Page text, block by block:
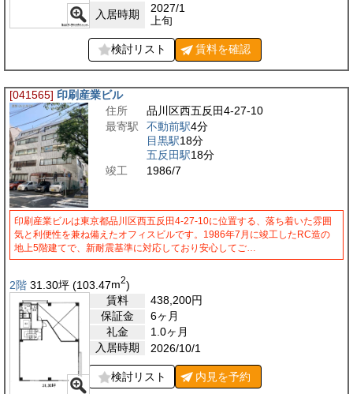
入居時期
2027/1
上旬
検討リスト 賃料を確認
[041565] 印刷産業ビル
住所
品川区西五反田4-27-10
最寄駅
不動前駅4分
目黒駅18分
五反田駅18分
竣工
1986/7
印刷産業ビルは東京都品川区西五反田4-27-10に位置する、落ち着いた雰囲
気と利便性を兼ね備えたオフィスビルです。1986年7月に竣工したRC造の
地上5階建てで、新耐震基準に対応しており安心してご…
2階 31.30坪 (103.47m2)
賃料
438,200円
保証金
6ヶ月
礼金
1.0ヶ月
入居時期
2026/10/1
検討リスト 内見を予約